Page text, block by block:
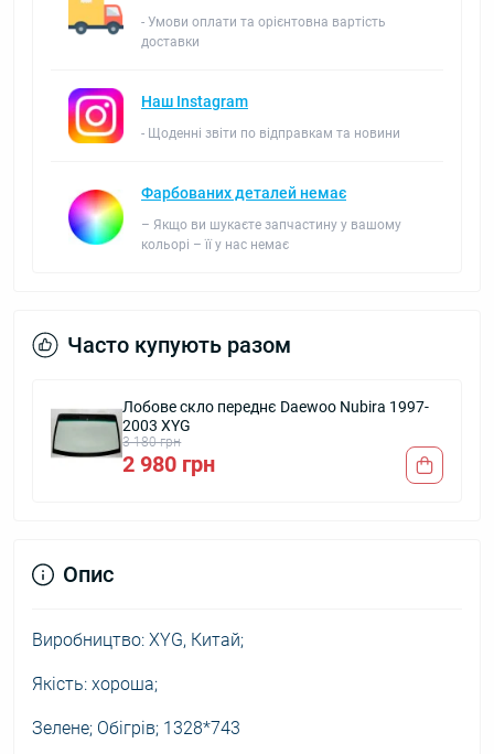
- Умови оплати та орієнтовна вартість
доставки
Наш Instagram
- Щоденні звіти по відправкам та новини
Фарбованих деталей немає
– Якщо ви шукаєте запчастину у вашому
кольорі – її у нас немає
Часто купують разом
Лобове скло переднє Daewoo Nubira 1997-
2003 XYG
3 180 грн
2 980 грн
Опис
Виробництво: XYG, Китай;
Якість: хороша;
Зелене; Обігрів; 1328*743